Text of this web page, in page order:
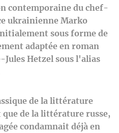
contemporaine du chef-
ukrainienne Marko
sous forme de
adaptée en roman
Hetzel sous l'alias
de la littérature
de la littérature russe,
condamnait déjà en